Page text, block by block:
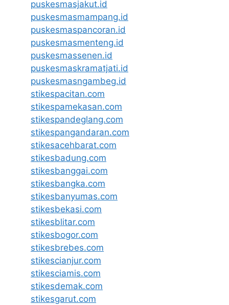
puskesmasjakut.id
puskesmasmampang.id
puskesmaspancoran.id
puskesmasmenteng.id
puskesmassenen.id
puskesmaskramatjati.id
puskesmasngambeg.id
stikespacitan.com
stikespamekasan.com
stikespandeglang.com
stikespangandaran.com
stikesacehbarat.com
stikesbadung.com
stikesbanggai.com
stikesbangka.com
stikesbanyumas.com
stikesbekasi.com
stikesblitar.com
stikesbogor.com
stikesbrebes.com
stikescianjur.com
stikesciamis.com
stikesdemak.com
stikesgarut.com